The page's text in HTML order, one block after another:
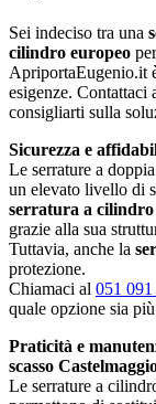
Sei indeciso tra una
cilindro europeo
ApriportaEugenio.it
esigenze. Contattaci
consigliarti sulla
Sicurezza e
Le serrature a
un elevato livello di
serratura a cilindro
grazie alla sua
Tuttavia, anche la
protezione.
Chiamaci al 051
quale opzione sia
Praticità e
scasso
Le serrature a